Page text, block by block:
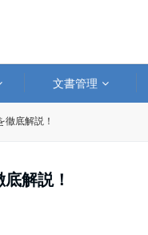
文書管理
底解説！
解説！